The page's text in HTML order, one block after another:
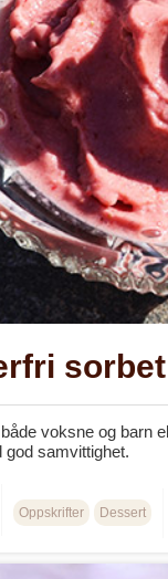
voksne og
god samvittighet.
Oppskrifter Dessert